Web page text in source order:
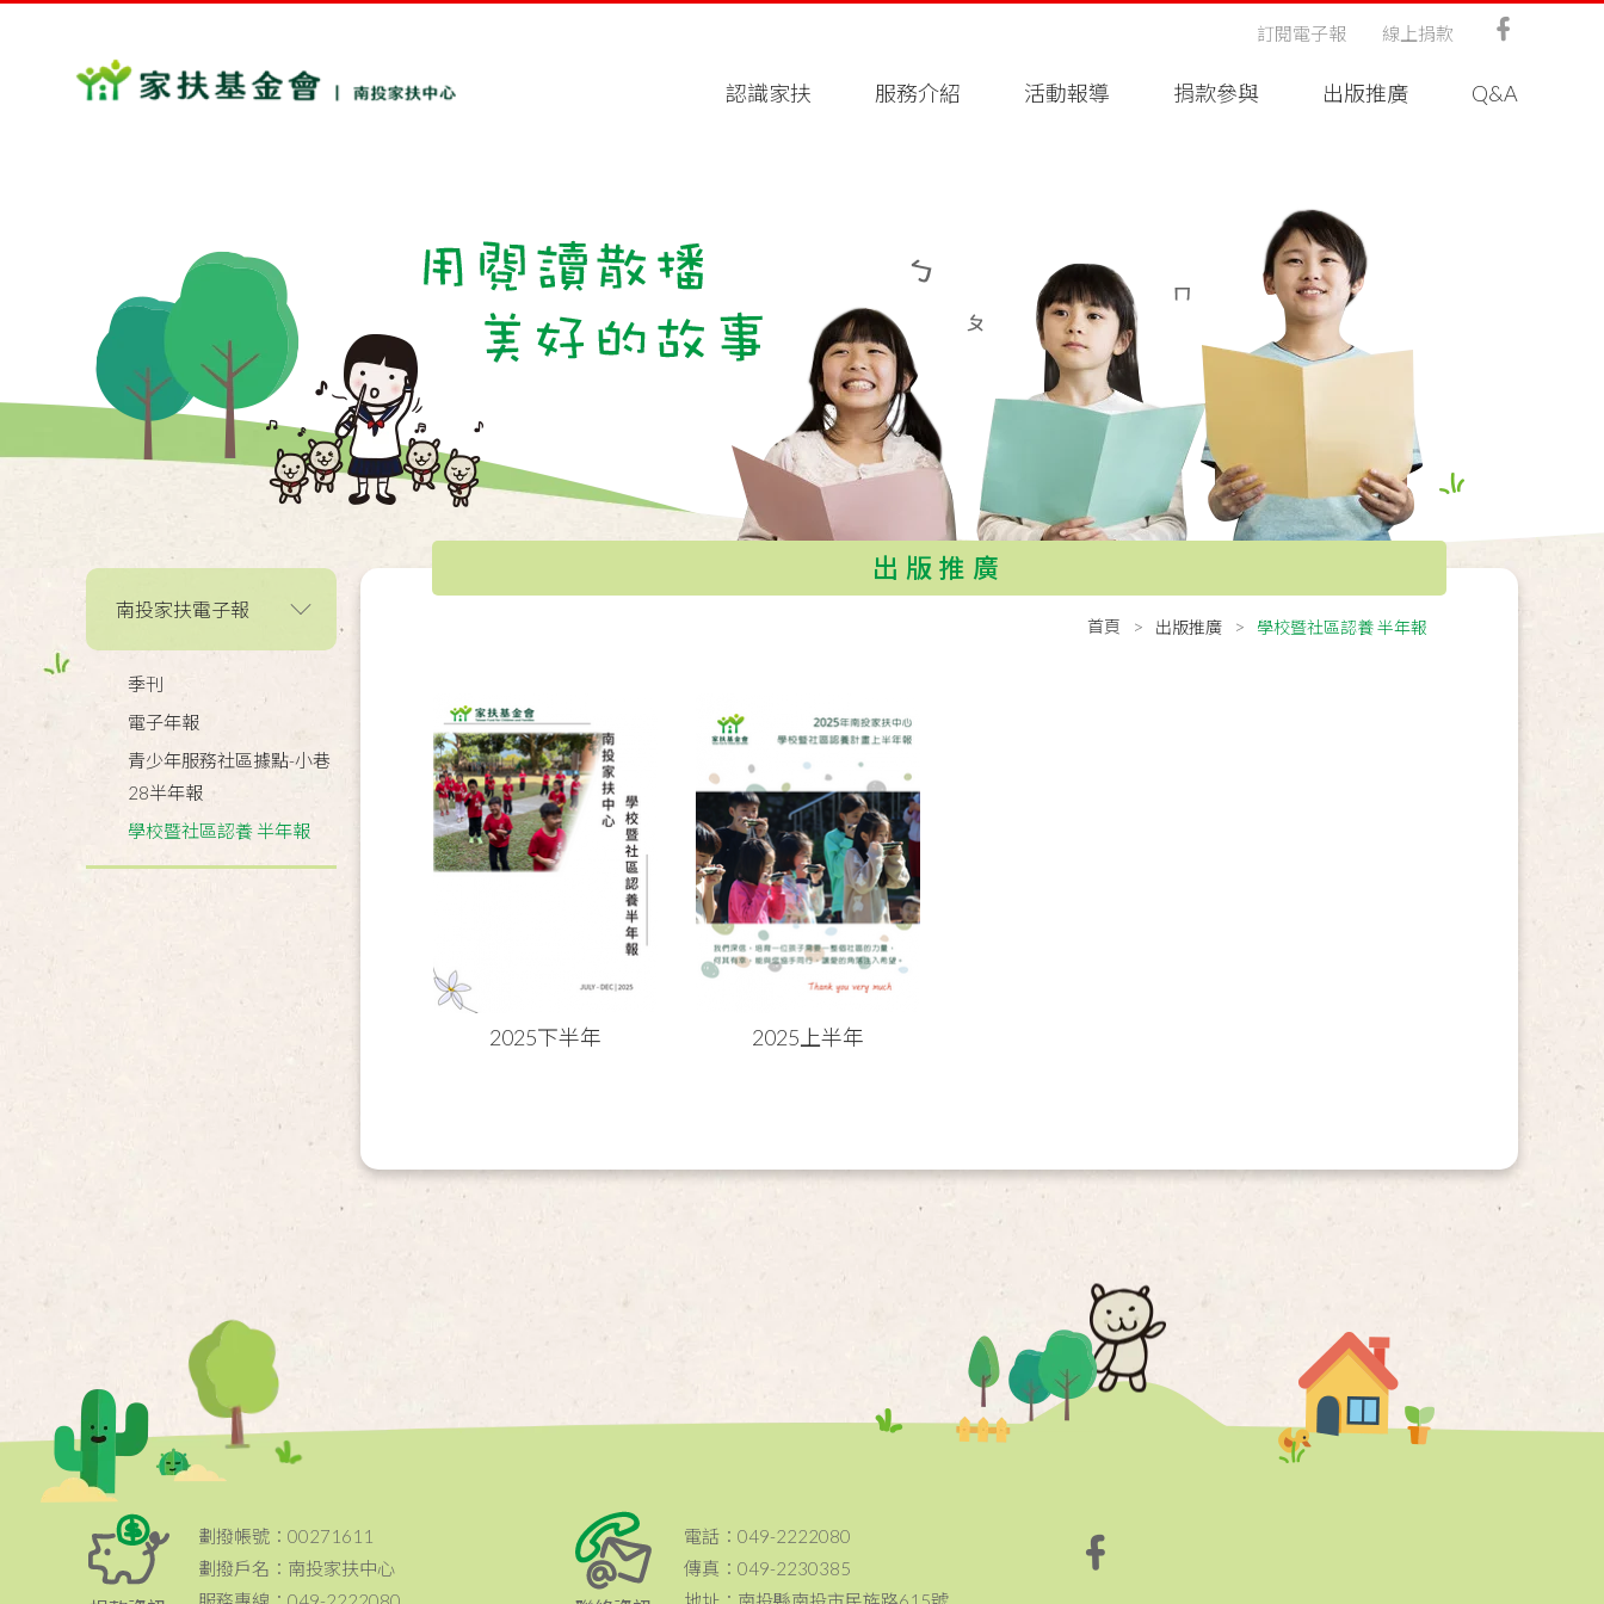
認識家扶 服務介紹 活動報導 捐款參與 出版推廣 Q&A
訂閱電子報 線上捐款
南投家扶電子報
季刊
電子年報
青少年服務社區據點-小巷
28半年報
學校暨社區認養 半年報
出版推廣
首頁 出版推廣 學校暨社區認養 半年報
2025下半年 2025上半年
劃撥帳號：00271611
劃撥戶名：南投家扶中心
電話：049-2222080
傳真：049-2230385